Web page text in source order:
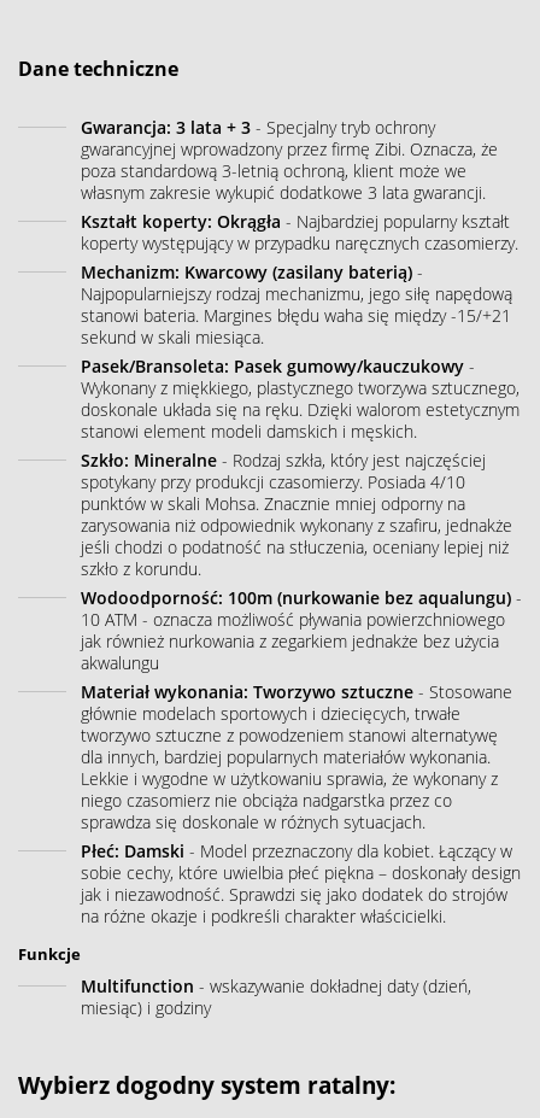
Dane techniczne
Gwarancja: 3 lata + 3 - Specjalny tryb ochrony
gwarancyjnej wprowadzony przez firmę Zibi. Oznacza, że
poza standardową 3-letnią ochroną, klient może we
własnym zakresie wykupić dodatkowe 3 lata gwarancji.
Kształt koperty: Okrągła - Najbardziej popularny kształt
koperty występujący w przypadku naręcznych czasomierzy.
Mechanizm: Kwarcowy (zasilany baterią) -
Najpopularniejszy rodzaj mechanizmu, jego siłę napędową
stanowi bateria. Margines błędu waha się między -15/+21
sekund w skali miesiąca.
Pasek/Bransoleta: Pasek gumowy/kauczukowy -
Wykonany z miękkiego, plastycznego tworzywa sztucznego,
doskonale układa się na ręku. Dzięki walorom estetycznym
stanowi element modeli damskich i męskich.
Szkło: Mineralne - Rodzaj szkła, który jest najczęściej
spotykany przy produkcji czasomierzy. Posiada 4/10
punktów w skali Mohsa. Znacznie mniej odporny na
zarysowania niż odpowiednik wykonany z szafiru, jednakże
jeśli chodzi o podatność na stłuczenia, oceniany lepiej niż
szkło z korundu.
Wodoodporność: 100m (nurkowanie bez aqualungu) -
10 ATM - oznacza możliwość pływania powierzchniowego
jak również nurkowania z zegarkiem jednakże bez użycia
akwalungu
Materiał wykonania: Tworzywo sztuczne - Stosowane
głównie modelach sportowych i dziecięcych, trwałe
tworzywo sztuczne z powodzeniem stanowi alternatywę
dla innych, bardziej popularnych materiałów wykonania.
Lekkie i wygodne w użytkowaniu sprawia, że wykonany z
niego czasomierz nie obciąża nadgarstka przez co
sprawdza się doskonale w różnych sytuacjach.
Płeć: Damski - Model przeznaczony dla kobiet. Łączący w
sobie cechy, które uwielbia płeć piękna – doskonały design
jak i niezawodność. Sprawdzi się jako dodatek do strojów
na różne okazje i podkreśli charakter właścicielki.
Funkcje
Multifunction - wskazywanie dokładnej daty (dzień,
miesiąc) i godziny
Wybierz dogodny system ratalny: